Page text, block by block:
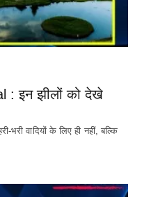
: इन झीलों को देखे
भरी वादियों के लिए ही नहीं, बल्कि